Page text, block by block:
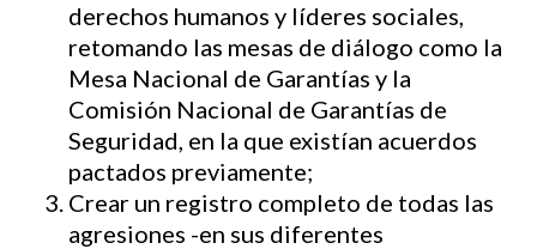
derechos humanos y líderes sociales,
retomando las mesas de diálogo como la
Mesa Nacional de Garantías y la
Comisión Nacional de Garantías de
Seguridad, en la que existían acuerdos
pactados previamente;
Crear un registro completo de todas las
agresiones -en sus diferentes